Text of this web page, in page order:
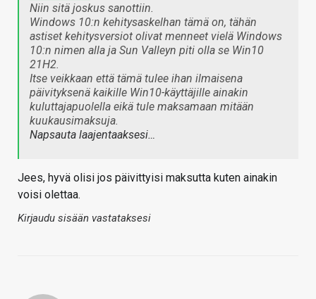
Niin sitä joskus sanottiin.
Windows 10:n kehitysaskelhan tämä on, tähän
astiset kehitysversiot olivat menneet vielä Windows
10:n nimen alla ja Sun Valleyn piti olla se Win10
21H2.
Itse veikkaan että tämä tulee ihan ilmaisena
päivityksenä kaikille Win10-käyttäjille ainakin
kuluttajapuolella eikä tule maksamaan mitään
kuukausimaksuja.
Napsauta laajentaaksesi…
Jees, hyvä olisi jos päivittyisi maksutta kuten ainakin
voisi olettaa.
Kirjaudu sisään vastataksesi